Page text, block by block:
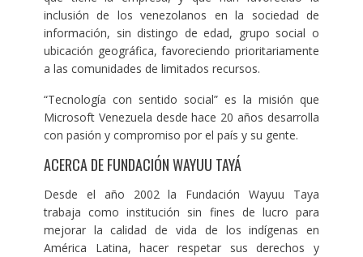
inclusión de los venezolanos en la sociedad de
información, sin distingo de edad, grupo social o
ubicación geográfica, favoreciendo prioritariamente
a las comunidades de limitados recursos.
“Tecnología con sentido social” es la misión que
Microsoft Venezuela desde hace 20 años desarrolla
con pasión y compromiso por el país y su gente.
ACERCA DE FUNDACIÓN WAYUU TAYÁ
Desde el año 2002 la Fundación Wayuu Taya
trabaja como institución sin fines de lucro para
mejorar la calidad de vida de los indígenas en
América Latina, hacer respetar sus derechos y